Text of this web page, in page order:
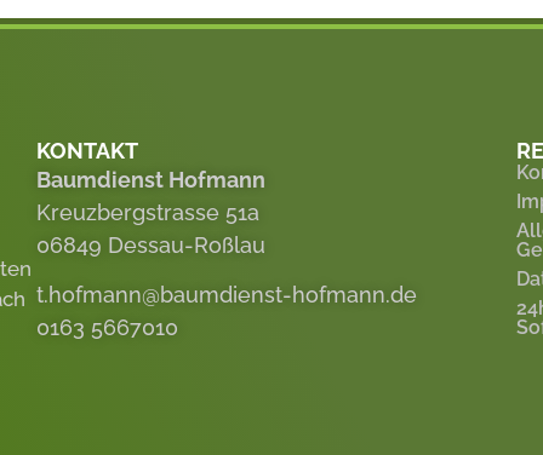
KONTAKT
Baumdienst Hofmann
Kreuzbergstrasse 51a
06849 Dessau-Roßlau
t.hofmann@baumdienst-hofmann.de
0163 5667010